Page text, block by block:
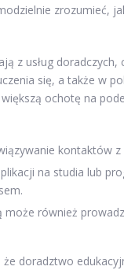
zrozumieć,
z usług doradczych,
się, a także w
ochotę na
kontaktów
na studia lub
może również
doradztwo